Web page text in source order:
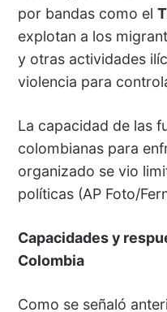
por bandas como el
explotan a los
y otras actividades
violencia para
La capacidad de las
colombianas para
organizado se vio
políticas (AP Foto/
Capacidades y
Colombia
Como se señaló